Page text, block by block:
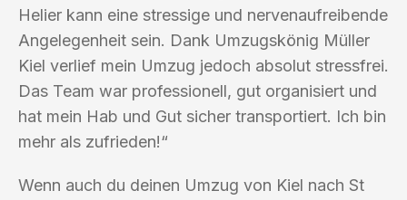
Helier kann eine stressige und nervenaufreibende
Angelegenheit sein. Dank Umzugskönig Müller
Kiel verlief mein Umzug jedoch absolut stressfrei.
Das Team war professionell, gut organisiert und
hat mein Hab und Gut sicher transportiert. Ich bin
mehr als zufrieden!“
Wenn auch du deinen Umzug von Kiel nach St